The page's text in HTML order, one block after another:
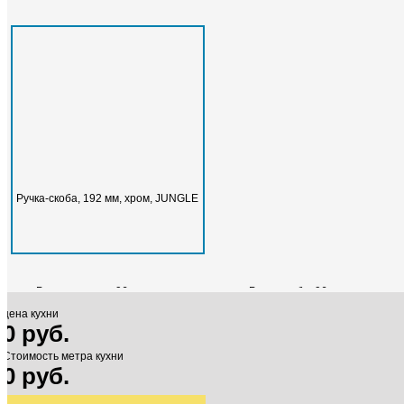
ДСП Троя Джайпур
Ручка-скоба, 192 мм, хром, JUNGLE
Ручка врезная, 96 мм, хром
Ручка скоба, 96 мм, хром
цена кухни
0 руб.
Стоимость метра кухни
0 руб.